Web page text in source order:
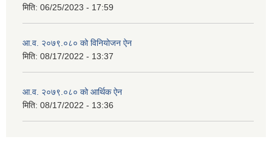
मिति: 06/25/2023 - 17:59
आ.व. २०७९.०८० को विनियोजन ऐन
मिति: 08/17/2022 - 13:37
आ.व. २०७९.०८० को आर्थिक ऐन
मिति: 08/17/2022 - 13:36